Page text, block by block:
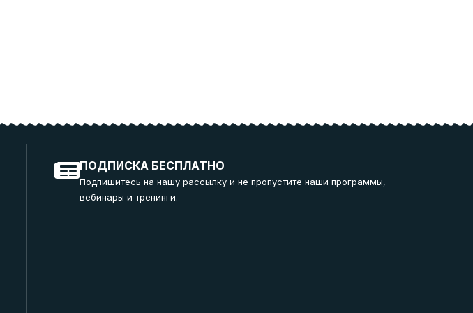
ПОДПИСКА БЕСПЛАТНО
Подпишитесь на нашу рассылку и не пропустите наши программы,
вебинары и тренинги.